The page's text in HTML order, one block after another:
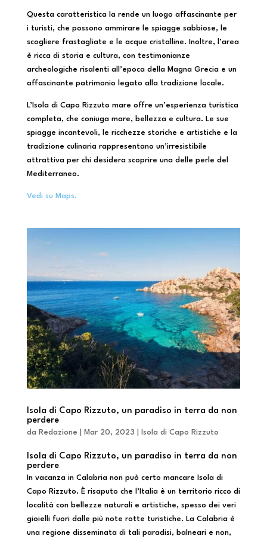
Questa caratteristica la rende un luogo affascinante per
i turisti, che possono ammirare le spiagge sabbiose, le
scogliere frastagliate e le acque cristalline. Inoltre, l’area
è ricca di storia e cultura, con testimonianze
archeologiche risalenti all’epoca della Magna Grecia e un
affascinante patrimonio legato alla tradizione locale.
L’Isola di Capo Rizzuto mare offre un’esperienza turistica
completa, che coniuga mare, bellezza e cultura. Le sue
spiagge incantevoli, le ricchezze storiche e artistiche e la
tradizione culinaria rappresentano un’irresistibile
attrattiva per chi desidera scoprire una delle perle del
Mediterraneo.
Vedi su Maps.
Isola di Capo Rizzuto, un paradiso in terra da non
perdere
da Redazione Mar 20, 2023 Isola di Capo Rizzuto
Isola di Capo Rizzuto, un paradiso in terra da non
perdere
In vacanza in Calabria non può certo mancare Isola di
Capo Rizzuto. È risaputo che l’Italia è un territorio ricco di
località con bellezze naturali e artistiche, spesso dei veri
gioielli fuori dalle più note rotte turistiche. La Calabria è
una regione disseminata di tali paradisi, balneari e non,